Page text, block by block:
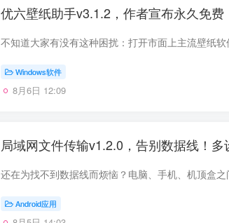
优六壁纸助手v3.1.2，作者宣布永久免
Windows软件
8月6日 12:09
局域网文件传输v1.2.0，告别数据线！
Android应用